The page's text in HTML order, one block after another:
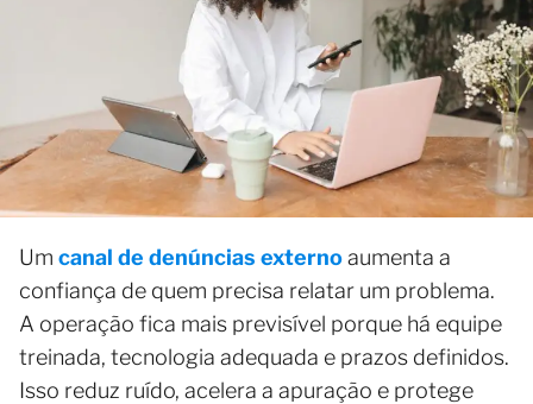
Um canal de denúncias externoaumenta a
confiança de quem precisa relatar um problema.
A operação fica mais previsível porque há equipe
treinada, tecnologia adequada e prazos definidos.
Isso reduz ruído, acelera a apuração e protege